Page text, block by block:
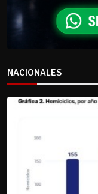
NACIONALES